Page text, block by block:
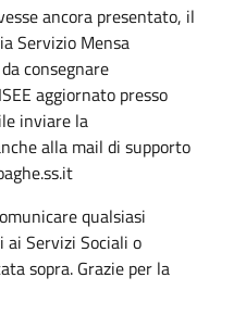
ancora presentato, il
Servizio Mensa
consegnare
aggiornato presso
inviare la
alla mail di supporto
qualsiasi
Servizi Sociali o
sopra. Grazie per la